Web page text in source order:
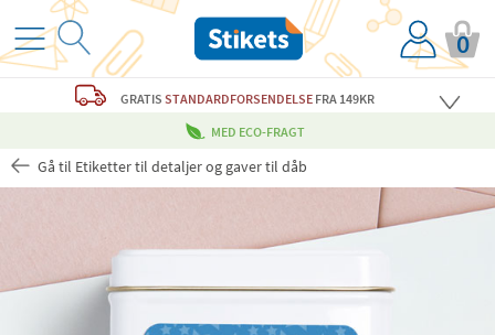
0
GRATISSTANDARDFORSENDELSE FRA 149KR
MED ECO-FRAGT
Gå til Etiketter til detaljer og gaver til dåb